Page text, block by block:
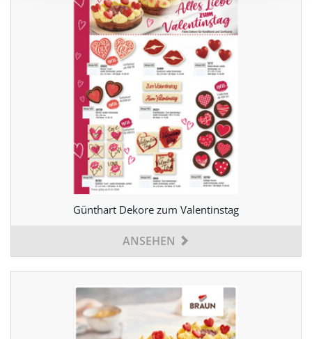
Günthart Dekore zum Valentinstag
ANSEHEN